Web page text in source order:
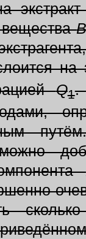
вещества
на
Q1.